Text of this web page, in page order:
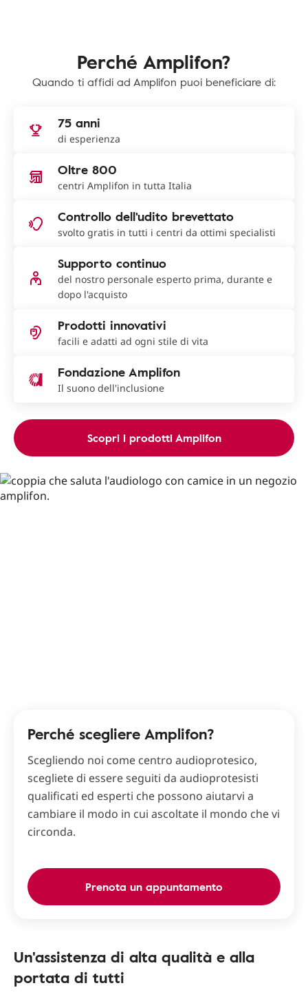
Perché Amplifon?
Quando ti affidi ad Amplifon puoi beneficiare di:
75 anni
di esperienza
Oltre 800
centri Amplifon in tutta Italia
Controllo dell'udito brevettato
svolto gratis in tutti i centri da ottimi specialisti
Supporto continuo
del nostro personale esperto prima, durante e
dopo l'acquisto
Prodotti innovativi
facili e adatti ad ogni stile di vita
Fondazione Amplifon
Il suono dell'inclusione
Scopri i prodotti Amplifon
Perché scegliere Amplifon?
Scegliendo noi come centro audioprotesico,
scegliete di essere seguiti da audioprotesisti
qualificati ed esperti che possono aiutarvi a
cambiare il modo in cui ascoltate il mondo che vi
circonda.
Prenota un appuntamento
Un'assistenza di alta qualità e alla
portata di tutti